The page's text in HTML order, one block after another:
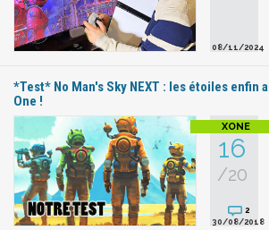
08/11/2024
*Test* No Man's Sky NEXT : les étoiles enfin
One !
16
/20
2
30/08/2018